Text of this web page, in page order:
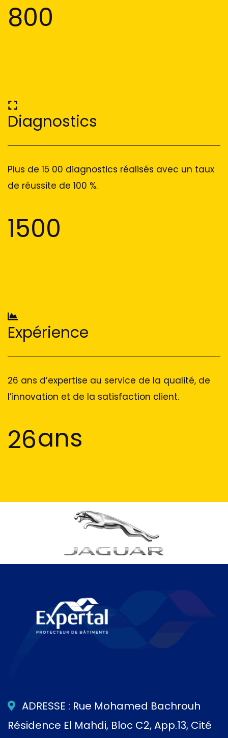
800
Diagnostics
Plus de 15 00 diagnostics réalisés avec un taux
de réussite de 100 %.
1500
Expérience
26 ans d’expertise au service de la qualité, de
l’innovation et de la satisfaction client.
26ans
ADRESSE : Rue Mohamed Bachrouh
Résidence El Mahdi, Bloc C2, App.13, Cité